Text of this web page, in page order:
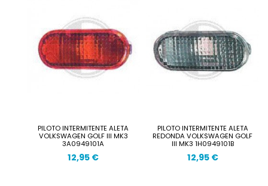
PILOTO INTERMITENTE ALETA
VOLKSWAGEN GOLF III MK3
3A0949101A
12,95 €
PILOTO INTERMITENTE ALETA
REDONDA VOLKSWAGEN GOLF
III MK3 1H0949101B
12,95 €